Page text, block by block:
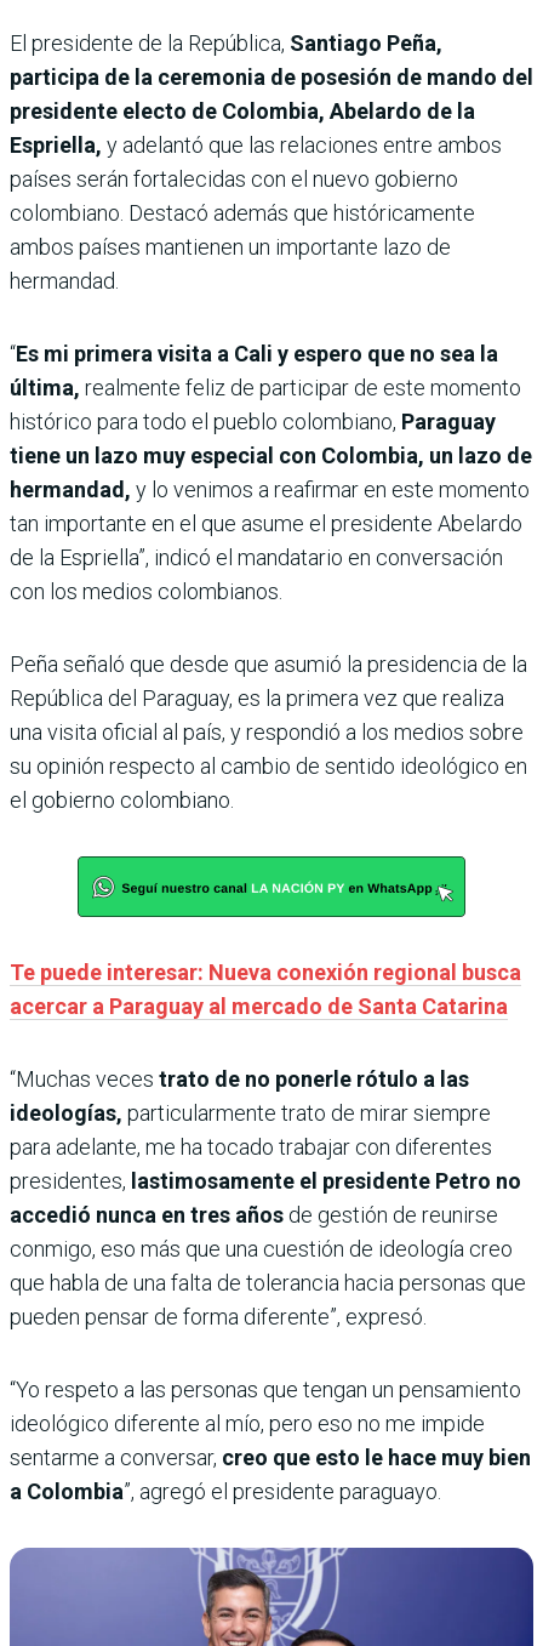
El presidente de la República, Santiago Peña,
participa de la ceremonia de posesión de mando del
presidente electo de Colombia, Abelardo de la
Espriella, y adelantó que las relaciones entre ambos
países serán fortalecidas con el nuevo gobierno
colombiano. Destacó además que históricamente
ambos países mantienen un importante lazo de
hermandad.
“Es mi primera visita a Cali y espero que no sea la
última, realmente feliz de participar de este momento
histórico para todo el pueblo colombiano, Paraguay
tiene un lazo muy especial con Colombia, un lazo de
hermandad, y lo venimos a reafirmar en este momento
tan importante en el que asume el presidente Abelardo
de la Espriella”, indicó el mandatario en conversación
con los medios colombianos.
Peña señaló que desde que asumió la presidencia de la
República del Paraguay, es la primera vez que realiza
una visita oficial al país, y respondió a los medios sobre
su opinión respecto al cambio de sentido ideológico en
el gobierno colombiano.
Te puede interesar: Nueva conexión regional busca
acercar a Paraguay al mercado de Santa Catarina
“Muchas veces trato de no ponerle rótulo a las
ideologías, particularmente trato de mirar siempre
para adelante, me ha tocado trabajar con diferentes
presidentes, lastimosamente el presidente Petro no
accedió nunca en tres años de gestión de reunirse
conmigo, eso más que una cuestión de ideología creo
que habla de una falta de tolerancia hacia personas que
pueden pensar de forma diferente”, expresó.
“Yo respeto a las personas que tengan un pensamiento
ideológico diferente al mío, pero eso no me impide
sentarme a conversar, creo que esto le hace muy bien
a Colombia”, agregó el presidente paraguayo.